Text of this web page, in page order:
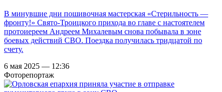
В минувшие дни пошивочная мастерская «Стерильность —
фронту!» Свято-Троицкого прихода во главе с настоятелем
протоиереем Андреем Михалевым снова побывала в зоне
боевых действий СВО. Поездка получилась тридцатой по
счету.
6 мая 2025 — 12:36
Фоторепортаж